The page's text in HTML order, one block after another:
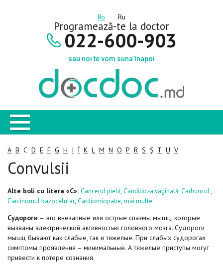
Ro Ru
Programează-te la doctor
022-600-903
sau noi te vom suna înapoi
A B C D E F G H I Î K L M N O P R S Ș T U V
Convulsii
Alte boli cu litera «C»: Cancerul pielii, Candidoza vaginală, Carbuncul,
Carcinomul bazocelular, Cardiomiopatie, mai multe
Судороги – это внезапные или острые спазмы мышц, которые
вызваны электрической активностью головного мозга. Судороги
мышц бывают как слабые, так и тяжелые. При слабых судорогах
симптомы проявления – минимальные. А тяжелые приступы могут
привести к потере сознания.